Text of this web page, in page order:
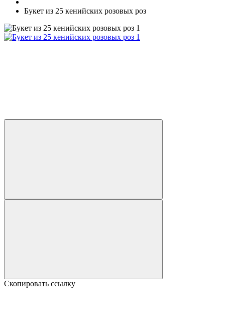
Букет из 25 кенийских розовых роз
Скопировать ссылку